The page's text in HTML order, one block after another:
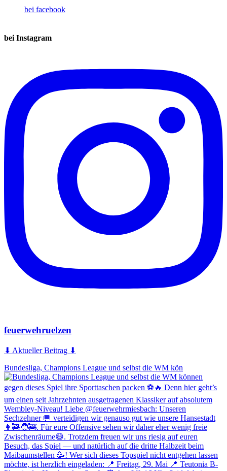
bei facebook
bei Instagram
feuerwehruelzen
⬇ Aktueller Beitrag ⬇
Bundesliga, Champions League und selbst die WM kön